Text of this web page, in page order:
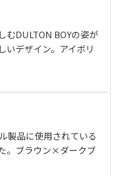
むDULTON BOYの姿が
いデザイン。アイボリ
製品に使用されている
。ブラウン×ダークブ